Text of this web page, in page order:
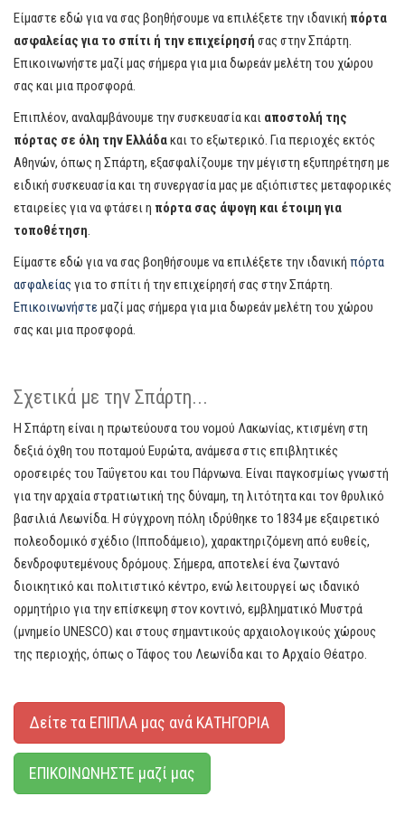
Είμαστε εδώ για να σας βοηθήσουμε να επιλέξετε την ιδανική πόρτα
ασφαλείας για το σπίτι ή την επιχείρησή σας στην Σπάρτη.
Επικοινωνήστε μαζί μας σήμερα για μια δωρεάν μελέτη του χώρου
σας και μια προσφορά.
Επιπλέον, αναλαμβάνουμε την συσκευασία και αποστολή της
πόρτας σε όλη την Ελλάδακαι το εξωτερικό. Για περιοχές εκτός
Αθηνών, όπως η Σπάρτη, εξασφαλίζουμε την μέγιστη εξυπηρέτηση με
ειδική συσκευασία και τη συνεργασία μας με αξιόπιστες μεταφορικές
εταιρείες για να φτάσει η πόρτα σας άψογη και έτοιμη για
τοποθέτηση.
Είμαστε εδώ για να σας βοηθήσουμε να επιλέξετε την ιδανική πόρτα
ασφαλείαςγια το σπίτι ή την επιχείρησή σας στην Σπάρτη.
Επικοινωνήστε μαζί μας σήμερα για μια δωρεάν μελέτη του χώρου
σας και μια προσφορά.
Σχετικά με την Σπάρτη...
Η Σπάρτη είναι η πρωτεύουσα του νομού Λακωνίας, κτισμένη στη
δεξιά όχθη του ποταμού Ευρώτα, ανάμεσα στις επιβλητικές
οροσειρές του Ταΰγετου και του Πάρνωνα. Είναι παγκοσμίως γνωστή
για την αρχαία στρατιωτική της δύναμη, τη λιτότητα και τον θρυλικό
βασιλιά Λεωνίδα. Η σύγχρονη πόλη ιδρύθηκε το 1834 με εξαιρετικό
πολεοδομικό σχέδιο (Ιπποδάμειο), χαρακτηριζόμενη από ευθείς,
δενδροφυτεμένους δρόμους. Σήμερα, αποτελεί ένα ζωντανό
διοικητικό και πολιτιστικό κέντρο, ενώ λειτουργεί ως ιδανικό
ορμητήριο για την επίσκεψη στον κοντινό, εμβληματικό Μυστρά
(μνημείο UNESCO) και στους σημαντικούς αρχαιολογικούς χώρους
της περιοχής, όπως ο Τάφος του Λεωνίδα και το Αρχαίο Θέατρο.
Δείτε τα ΕΠΙΠΛΑ μας ανά ΚΑΤΗΓΟΡΙΑ
ΕΠΙΚΟΙΝΩΝΗΣΤΕ μαζί μας